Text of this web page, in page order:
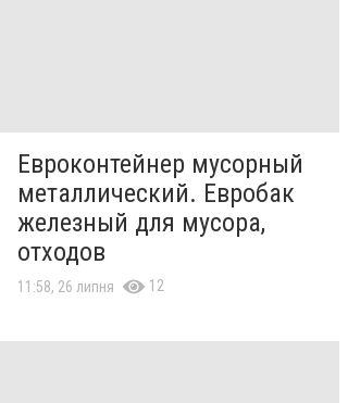
Евроконтейнер мусорный
металлический. Евробак
железный для мусора,
отходов
11:58, 26 липня 12